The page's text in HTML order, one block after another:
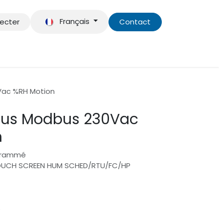
Français Contact
%RH Motion
Modbus 230Vac
SCREEN HUM SCHED/RTU/FC/HP